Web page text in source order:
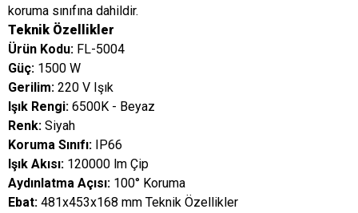
koruma sınıfına dahildir.
Teknik Özellikler
Ürün Kodu: FL-5004
Güç: 1500 W
Gerilim: 220 V Işık
Işık Rengi: 6500K - Beyaz
Renk: Siyah
Koruma Sınıfı: IP66
Işık Akısı: 120000 lm Çip
Aydınlatma Açısı: 100° Koruma
Ebat: 481x453x168 mm Teknik Özellikler